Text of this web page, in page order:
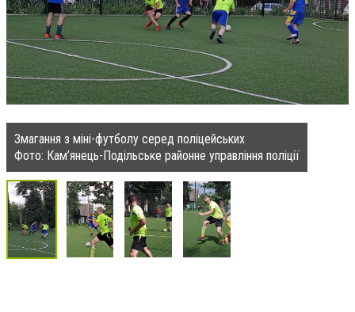
Змагання з міні-футболу серед поліцейських
Фото: Кам’янець-Подільське районне управління поліції